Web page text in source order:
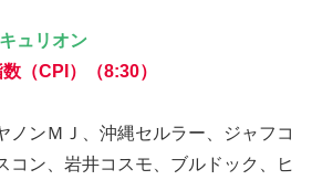
ュリオン
（CPI）（8:30）
ノンＭＪ、沖縄セルラー、ジャフコ
コン、岩井コスモ、ブルドック、ヒ